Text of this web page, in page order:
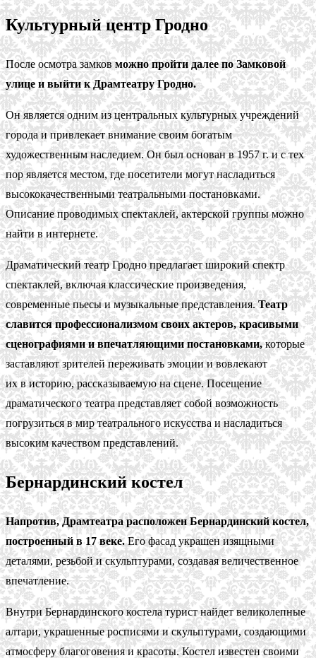
Культурный центр Гродно
После осмотра замковможно пройти далее по Замковой
улице и выйти к Драмтеатру Гродно.
Он является одним из центральных культурных учреждений
города и привлекает внимание своим богатым
художественным наследием. Он был основан в 1957 г. и с тех
пор является местом, где посетители могут насладиться
высококачественными театральными постановками.
Описание проводимых спектаклей, актерской группы можно
найти в интернете.
Драматический театр Гродно предлагает широкий спектр
спектаклей, включая классические произведения,
современные пьесы и музыкальные представления.Театр
славится профессионализмом своих актеров, красивыми
сценографиями и впечатляющими постановками,которые
заставляют зрителей переживать эмоции и вовлекают
их в историю, рассказываемую на сцене. Посещение
драматического театра представляет собой возможность
погрузиться в мир театрального искусства и насладиться
высоким качеством представлений.
Бернардинский костел
Напротив, Драмтеатра расположен Бернардинский костел,
построенный в 17 веке.Его фасад украшен изящными
деталями, резьбой и скульптурами, создавая величественное
впечатление.
Внутри Бернардинского костела турист найдет великолепные
алтари, украшенные росписями и скульптурами, создающими
атмосферу благоговения и красоты. Костел известен своими